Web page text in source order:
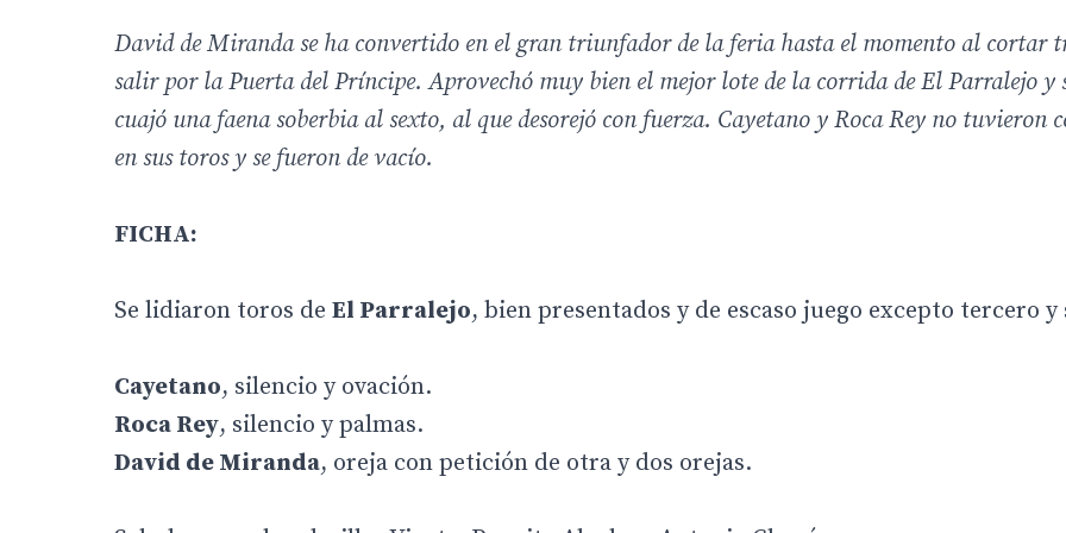
David de Miranda se ha convertido en el gran triunfador de la feria hasta el momento al cortar
salir por la Puerta del Príncipe. Aprovechó muy bien el mejor lote de la corrida de El Parralejo y
cuajó una faena soberbia al sexto, al que desorejó con fuerza. Cayetano y Roca Rey no tuvieron
en sus toros y se fueron de vacío.
FICHA:
Se lidiaron toros de El Parralejo, bien presentados y de escaso juego excepto tercero y
Cayetano, silencio y ovación.
Roca Rey, silencio y palmas.
David de Miranda, oreja con petición de otra y dos orejas.